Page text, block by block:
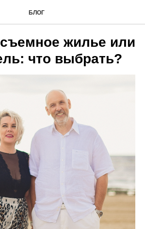
БЛОГ
жилье или
что выбрать?